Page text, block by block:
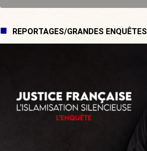
REPORTAGES/GRANDES ENQUÊTES